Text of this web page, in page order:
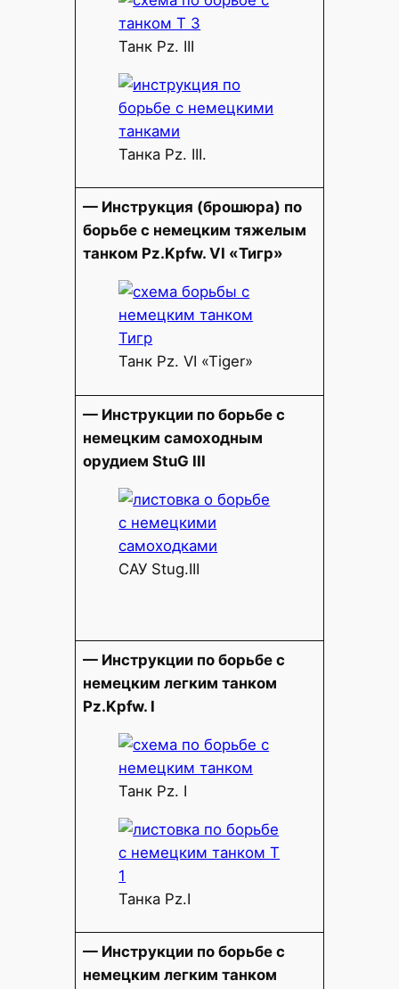
Танк Pz. III
Танка Pz. III.
— Инструкция (брошюра) по
борьбе с немецким тяжелым
танком Pz.Kpfw. VI «Тигр»
Танк Pz. VI «Tiger»
— Инструкции по борьбе с
немецким самоходным
орудием StuG III
САУ Stug.III
— Инструкции по борьбе с
немецким легким танком
Pz.Kpfw. I
Танк Pz. I
Танка Pz.I
— Инструкции по борьбе с
немецким легким танком